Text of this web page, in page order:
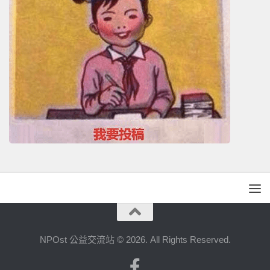
NPOst 公益交流站 © 2026. All Rights Reserved.